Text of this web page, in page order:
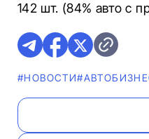
142 шт. (84% авто с
#НОВОСТИ